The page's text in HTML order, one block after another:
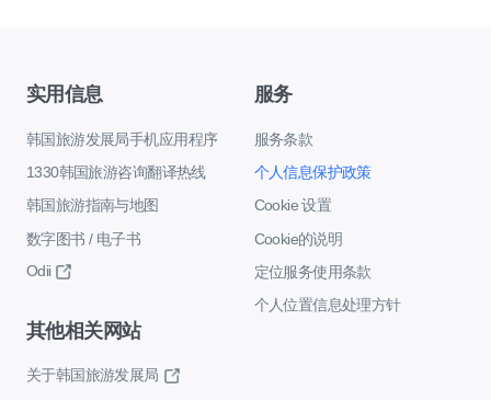
实用信息
韩国旅游发展局手机应用程序
1330韩国旅游咨询翻译热线
韩国旅游指南与地图
数字图书 / 电子书
Odii
服务
服务条款
个人信息保护政策
Cookie 设置
Cookie的说明
定位服务使用条款
个人位置信息处理方针
其他相关网站
关于韩国旅游发展局